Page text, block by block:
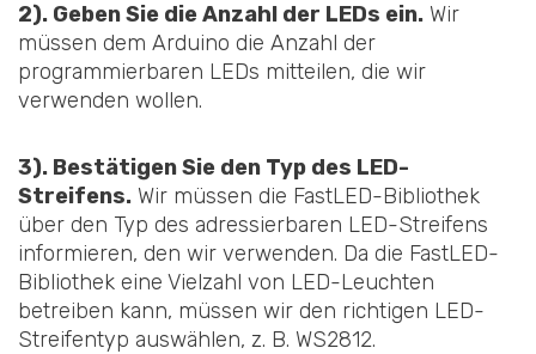
2). Geben Sie die Anzahl der LEDs ein. Wir
müssen dem Arduino die Anzahl der
programmierbaren LEDs mitteilen, die wir
verwenden wollen.
3). Bestätigen Sie den Typ des LED-
Streifens. Wir müssen die FastLED-Bibliothek
über den Typ des adressierbaren LED-Streifens
informieren, den wir verwenden. Da die FastLED-
Bibliothek eine Vielzahl von LED-Leuchten
betreiben kann, müssen wir den richtigen LED-
Streifentyp auswählen, z. B. WS2812.